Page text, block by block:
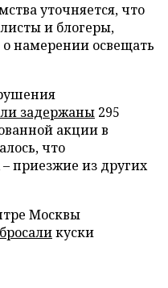
уточняется, что
и блогеры,
намерении освещать
задержаны 295
акции в
что
приезжие из других
Москвы
бросаликуски